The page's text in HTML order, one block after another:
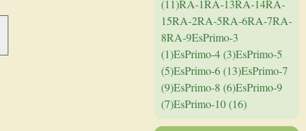
(11)RA-1RA-13RA-14RA-
15RA-2RA-5RA-6RA-7RA-
8RA-9EsPrimo-3
(1)EsPrimo-4 (3)EsPrimo-5
(5)EsPrimo-6 (13)EsPrimo-7
(9)EsPrimo-8 (6)EsPrimo-9
(7)EsPrimo-10 (16)